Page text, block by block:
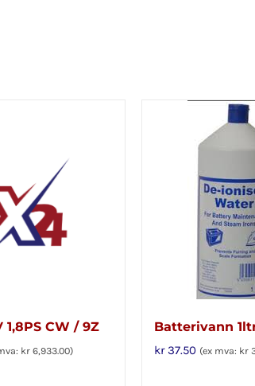
1,8PS CW / 9Z
kr 6,933.00)
Batterivann
kr37.50 (ex mva: kr